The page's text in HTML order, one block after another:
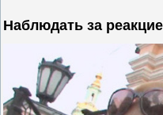
Наблюдать за